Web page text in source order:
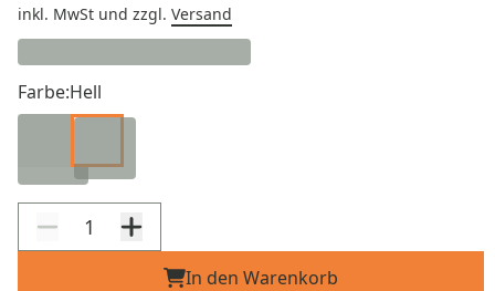
inkl. MwSt und zzgl. Versand
Farbe:Hell
In den Warenkorb